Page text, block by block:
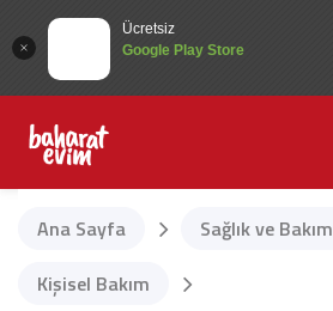
Ücretsiz
Google Play Store
Ana Sayfa
Sağlık ve Bakım
Kişisel Bakım